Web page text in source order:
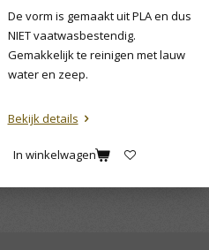
De vorm is gemaakt uit PLA en dus
NIET vaatwasbestendig.
Gemakkelijk te reinigen met lauw
water en zeep.
Bekijk details
In winkelwagen